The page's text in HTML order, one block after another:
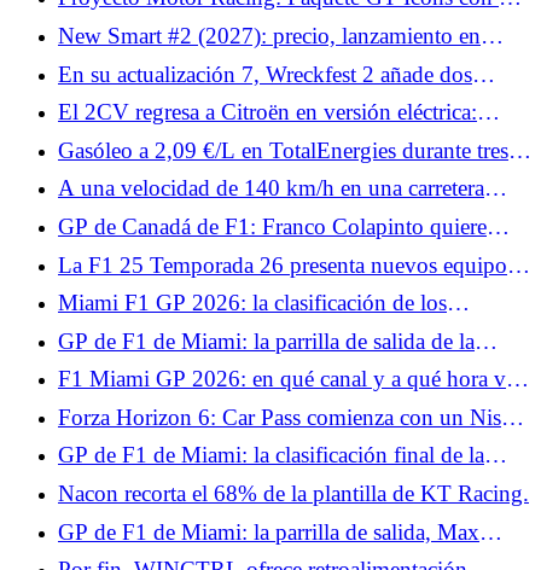
coches de antaño sin ayudas!
New Smart #2 (2027): precio, lanzamiento en
Francia y bonificaciones, lo que nos depara el
descendiente del Fortwo
En su actualización 7, Wreckfest 2 añade dos
coches y medio.
El 2CV regresa a Citroën en versión eléctrica:
primer vistazo en el Salón del Automóvil de París
2026
Gasóleo a 2,09 €/L en TotalEnergies durante tres
días: ¿cuándo y dónde beneficiarse de él?
A una velocidad de 140 km/h en una carretera
limitada a 80, el automovilista explica a la policía
que llega tarde al trabajo
GP de Canadá de F1: Franco Colapinto quiere
confirmar su buen resultado en Miami con Alpine
La F1 25 Temporada 26 presenta nuevos equipos,
F1, reglas, nuevos pilotos y circuitos.
Miami F1 GP 2026: la clasificación de los
entrenamientos libres 1, Charles Leclerc anuncia el
color, Pierre Gasly ya en juego
GP de F1 de Miami: la parrilla de salida de la
carrera al sprint, Lando Norris abofetea a la
competencia, Esteban Ocon fracasa
F1 Miami GP 2026: en qué canal y a qué hora ver
la carrera sprint
Forza Horizon 6: Car Pass comienza con un Nissan
Skyline GT-R.
GP de F1 de Miami: la clasificación final de la
carrera al sprint, Kimi Antonelli penalizado, Pierre
Gasly en los puntos
Nacon recorta el 68% de la plantilla de KT Racing.
GP de F1 de Miami: la parrilla de salida, Max
Verstappen crea una sorpresa, Isack Hadjar en